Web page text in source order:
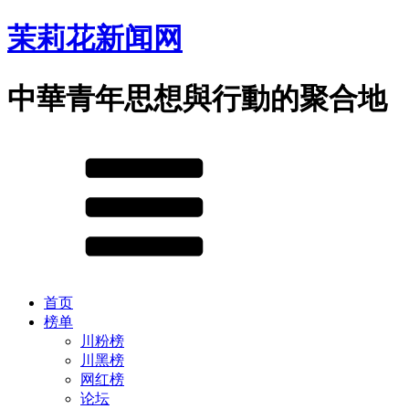
茉莉花新闻网
中華青年思想與行動的聚合地
首页
榜单
川粉榜
川黑榜
网红榜
论坛